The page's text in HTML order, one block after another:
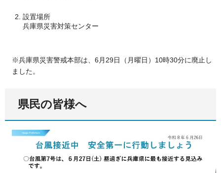
設置場所
兵庫県災害対策センター
※兵庫県災害警戒本部は、6月29日（月曜日）10時30分に廃止し
ました。
県民の皆様へ